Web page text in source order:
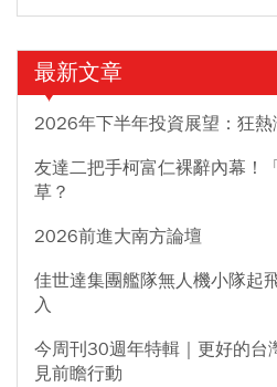
最新文章
2026年下半年投資展望：狂
友達二把手柯富仁裸辭內幕！
草？
2026前進大南方論壇
佳世達集團艦隊無人機小隊起
入
今周刊30週年特輯｜更好的台
見前瞻行動